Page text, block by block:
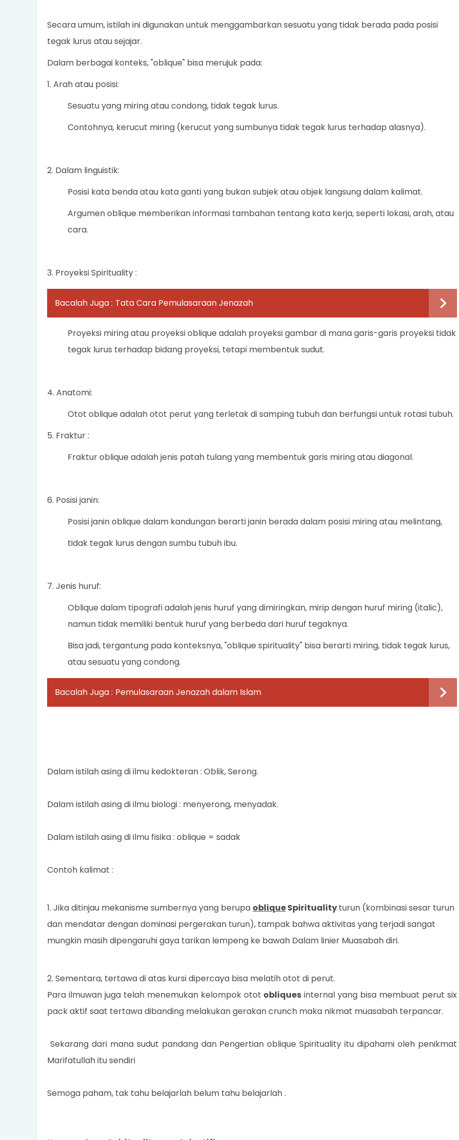
Secara umum, istilah ini digunakan untuk menggambarkan sesuatu yang tidak berada pada posisi
tegak lurus atau sejajar.
Dalam berbagai konteks, "oblique" bisa merujuk pada:
1. Arah atau posisi:
Sesuatu yang miring atau condong, tidak tegak lurus.
Contohnya, kerucut miring (kerucut yang sumbunya tidak tegak lurus terhadap alasnya).
2. Dalam linguistik:
Posisi kata benda atau kata ganti yang bukan subjek atau objek langsung dalam kalimat.
Argumen oblique memberikan informasi tambahan tentang kata kerja, seperti lokasi, arah, atau
cara.
3. Proyeksi Spirituality :
Bacalah Juga : Tata Cara Pemulasaraan Jenazah
Proyeksi miring atau proyeksi oblique adalah proyeksi gambar di mana garis-garis proyeksi tidak
tegak lurus terhadap bidang proyeksi, tetapi membentuk sudut.
4. Anatomi:
Otot oblique adalah otot perut yang terletak di samping tubuh dan berfungsi untuk rotasi tubuh.
5. Fraktur :
Fraktur oblique adalah jenis patah tulang yang membentuk garis miring atau diagonal.
6. Posisi janin:
Posisi janin oblique dalam kandungan berarti janin berada dalam posisi miring atau melintang,
tidak tegak lurus dengan sumbu tubuh ibu.
7. Jenis huruf:
Oblique dalam tipografi adalah jenis huruf yang dimiringkan, mirip dengan huruf miring (italic),
namun tidak memiliki bentuk huruf yang berbeda dari huruf tegaknya.
Bisa jadi, tergantung pada konteksnya, "oblique spirituality" bisa berarti miring, tidak tegak lurus,
atau sesuatu yang condong.
Bacalah Juga : Pemulasaraan Jenazah dalam Islam
Dalam istilah asing di ilmu kedokteran : Oblik, Serong.
Dalam istilah asing di ilmu biologi : menyerong, menyadak.
Dalam istilah asing di ilmu fisika : oblique = sadak
Contoh kalimat :
1. Jika ditinjau mekanisme sumbernya yang berupa obliqueSpiritualityturun (kombinasi sesar turun
dan mendatar dengan dominasi pergerakan turun), tampak bahwa aktivitas yang terjadi sangat
mungkin masih dipengaruhi gaya tarikan lempeng ke bawah Dalam linier Muasabah diri.
2. Sementara, tertawa di atas kursi dipercaya bisa melatih otot di perut.
Para ilmuwan juga telah menemukan kelompok otot obliques internal yang bisa membuat perut six
pack aktif saat tertawa dibanding melakukan gerakan crunch maka nikmat muasabah terpancar.
Sekarang dari mana sudut pandang dan Pengertian oblique Spirituality itu dipahami oleh penikmat
Marifatullah itu sendiri
Semoga paham, tak tahu belajarlah belum tahu belajarlah .